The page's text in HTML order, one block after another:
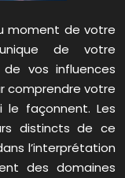
moment de votre
de votre
vos influences
comprendre votre
façonnent. Les
distincts de ce
l’interprétation
des domaines